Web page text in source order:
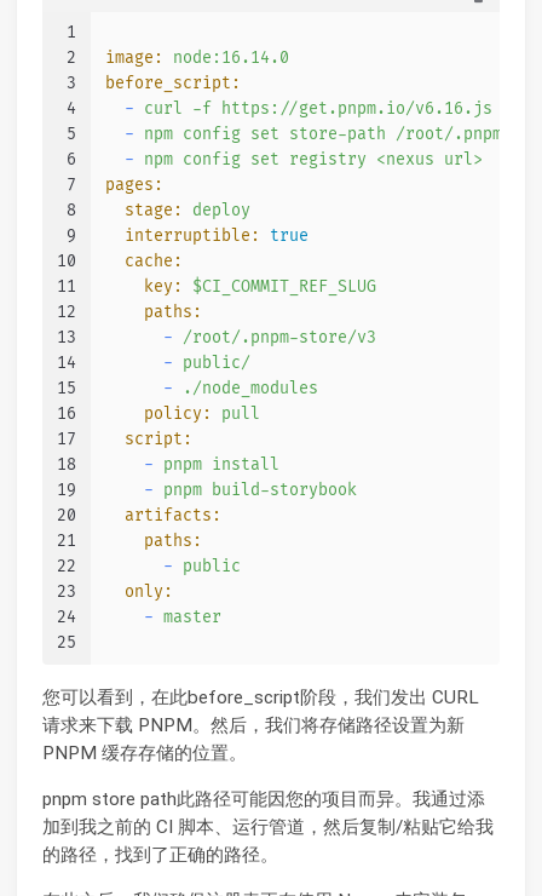
1
2
3
4
5
6
7
8
9
10
11
12
13
14
15
16
17
18
19
20
21
22
23
24
25
image:
node:16.14.0
before_script:
-
curl -f https://get.pnpm.io/v6.16.js
-
npm config set store-path
/root/.pnpm-
-
npm config set registry <nexus
url>
pages:
stage:
deploy
interruptible:
true
cache:
key:
$CI_COMMIT_REF_SLUG
paths:
-
/root/.pnpm-store/v3
-
public/
-
./node_modules
policy:
pull
script:
-
pnpm install
-
pnpm
build-storybook
artifacts:
paths:
-
public
only:
- master
您可以看到，在此before_script阶段，我们发出 CURL
请求来下载 PNPM。然后，我们将存储路径设置为新
PNPM 缓存存储的位置。
pnpm store path此路径可能因您的项目而异。我通过添
加到我之前的 CI 脚本、运行管道，然后复制/粘贴它给我
的路径，找到了正确的路径。